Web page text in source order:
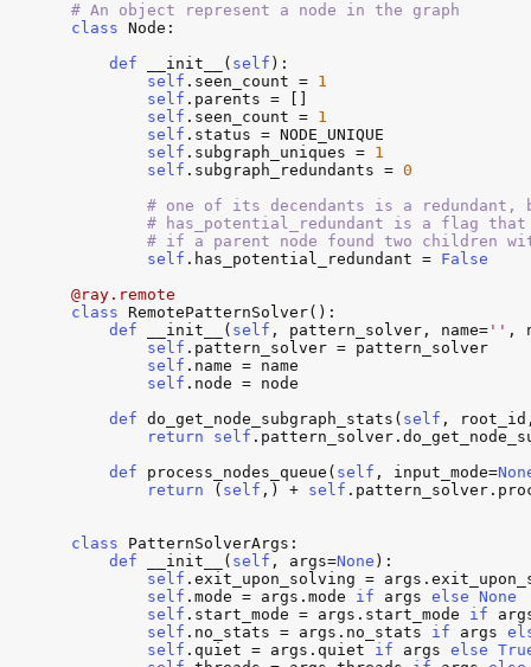
# An object represent a node in the graph
class Node :
def
__init__ ( self ):
self . seen_count = 1
self . parents = []
self . seen_count = 1
self . status = NODE_UNIQUE
self . subgraph_uniques = 1
self . subgraph_redundants = 0
# one of its decendants is a redundant,
# has_potential_redundant is a flag that
# if a parent node found two children with
self . has_potential_redundant = False
@ray.remote
class
RemotePatternSolver():
def
__init__ ( self , pattern_solver , name= '' ,
self . pattern_solver = pattern_solver
self . name = name
self . node = node
def do_get_node_subgraph_stats ( self , root_id
return
self . pattern_solver .
def
process_nodes_queue ( self , input_mode=
return ( self ,) + self . pattern_solver .
class PatternSolverArgs :
def
__init__ ( self , args=None ):
self . exit_upon_solving = args .
self . mode = args . mode if args else None
self . start_mode = args . start_mode if
self . no_stats = args . no_stats if args
self . quiet = args . quiet if args else